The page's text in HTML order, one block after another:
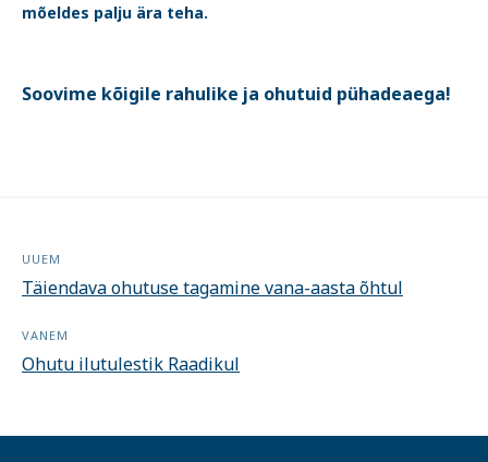
mõeldes palju ära teha.
Soovime kõigile rahulike ja ohutuid pühadeaega!
UUEM
Täiendava ohutuse tagamine vana-aasta õhtul
VANEM
Ohutu ilutulestik Raadikul